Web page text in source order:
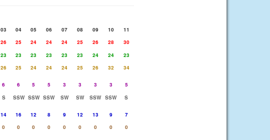
03 04 05 06 07 08 09 10
11
26 25 24 24 24 25 26 28
30
23 23 23 23 23 23 24 24
23
26 25 24 24 24 25 26 32
34
6 6 5 5 3 3 3 3
5
S SSW SSW SSW SW SW SSW SSW
S
14 16 12 8 9 12 13 9
7
0 0 0 0 0 0 0 0
0